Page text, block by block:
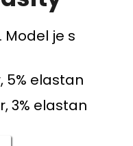
Model je s
5% elastan
3% elastan